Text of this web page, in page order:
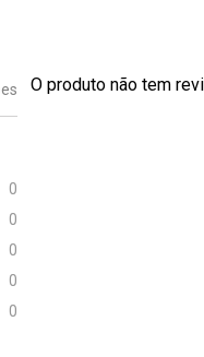
0
0
0
0
0
O produto não tem